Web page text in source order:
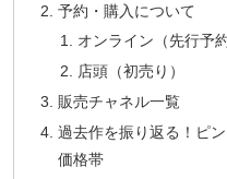
予約・購入について
オンライン（先行予
店頭（初売り）
販売チャネル一覧
過去作を振り返る！ピ
価格帯